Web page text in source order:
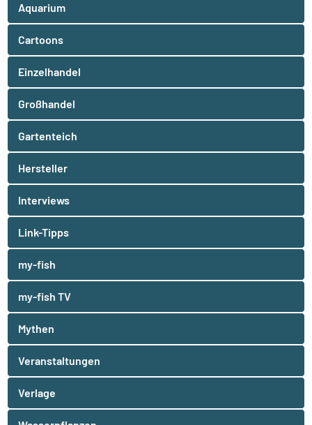
Aquarium
Cartoons
Einzelhandel
Großhandel
Gartenteich
Hersteller
Interviews
Link-Tipps
my-fish
my-fish TV
Mythen
Veranstaltungen
Verlage